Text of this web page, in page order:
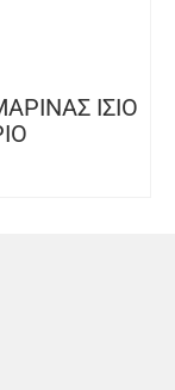
ΙΣΙΟ